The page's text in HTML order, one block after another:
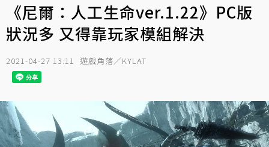
《尼爾：人工生命ver.1.22》PC版
狀況多 又得靠玩家模組解決
2021-04-27 13:11 遊戲角落／KYLAT